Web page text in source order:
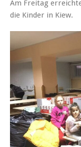
Am Freitag
die Kinder in Kiew.